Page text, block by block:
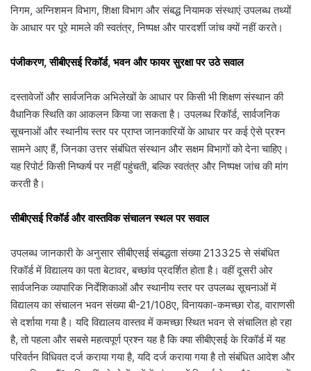
निगम, अग्निशमन विभाग, शिक्षा विभाग और संबद्ध नियामक संस्थाएं उपलब्ध तथ्यों
के आधार पर पूरे मामले की स्वतंत्र, निष्पक्ष और पारदर्शी जांच क्यों नहीं करते।
पंजीकरण, सीबीएसई रिकॉर्ड, भवन और फायर सुरक्षा पर उठे सवाल
दस्तावेजों और सार्वजनिक अभिलेखों के आधार पर किसी भी शिक्षण संस्थान की
वैधानिक स्थिति का आकलन किया जा सकता है। उपलब्ध रिकॉर्ड, सार्वजनिक
सूचनाओं और स्थानीय स्तर पर प्राप्त जानकारियों के आधार पर कई ऐसे प्रश्न
सामने आए हैं, जिनका उत्तर संबंधित संस्थान और सक्षम विभागों को देना चाहिए।
यह रिपोर्ट किसी निष्कर्ष पर नहीं पहुंचती, बल्कि स्वतंत्र और निष्पक्ष जांच की मांग
करती है।
सीबीएसई रिकॉर्ड और वास्तविक संचालन स्थल पर सवाल
उपलब्ध जानकारी के अनुसार सीबीएसई संबद्धता संख्या 213325 से संबंधित
रिकॉर्ड में विद्यालय का पता बेटावर, बच्छांव प्रदर्शित होता है। वहीं दूसरी ओर
सार्वजनिक व्यापारिक निर्देशिकाओं और स्थानीय स्तर पर उपलब्ध सूचनाओं में
विद्यालय का संचालन भवन संख्या बी-21/108ए, विनायका-कमच्छा रोड, वाराणसी
से दर्शाया गया है। यदि विद्यालय वास्तव में कमच्छा स्थित भवन से संचालित हो रहा
है, तो पहला और सबसे महत्वपूर्ण प्रश्न यह है कि क्या सीबीएसई के रिकॉर्ड में यह
परिवर्तन विधिवत दर्ज कराया गया है, यदि दर्ज कराया गया है तो संबंधित आदेश और